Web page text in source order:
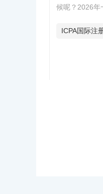
候呢？2026年
ICPA国际注